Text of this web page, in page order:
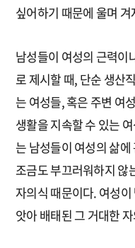
싶어하기 때문에 울며
남성들이 여성의 근력이
로 제시할 때, 단순 생산
는 여성들, 혹은 주변 여
생활을 지속할 수 있는
는 남성들이 여성의 삶
조금도 부끄러워하지 않
자의식 때문이다. 여성
앗아 배태된 그 거대한